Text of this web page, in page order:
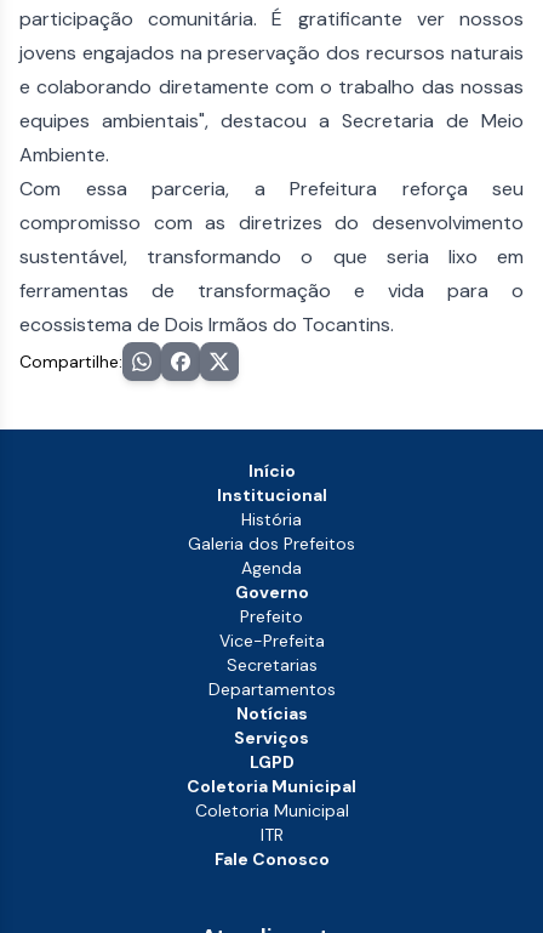
participação comunitária. É gratificante ver nossos
jovens engajados na preservação dos recursos naturais
e colaborando diretamente com o trabalho das nossas
equipes ambientais", destacou a Secretaria de Meio
Ambiente.
Com essa parceria, a Prefeitura reforça seu
compromisso com as diretrizes do desenvolvimento
sustentável, transformando o que seria lixo em
ferramentas de transformação e vida para o
ecossistema de Dois Irmãos do Tocantins.
Compartilhe:
Início
Institucional
História
Galeria dos Prefeitos
Agenda
Governo
Prefeito
Vice-Prefeita
Secretarias
Departamentos
Notícias
Serviços
LGPD
Coletoria Municipal
Coletoria Municipal
ITR
Fale Conosco